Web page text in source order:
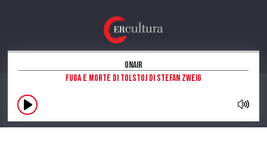
OnAir
Fuga e morte di Tolstoj di Stefan Zweig